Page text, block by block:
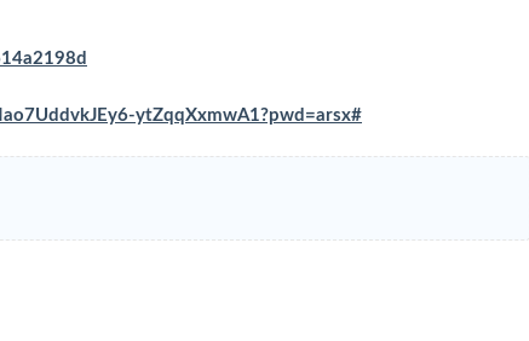
ytZqqXxmwA1?pwd=arsx#